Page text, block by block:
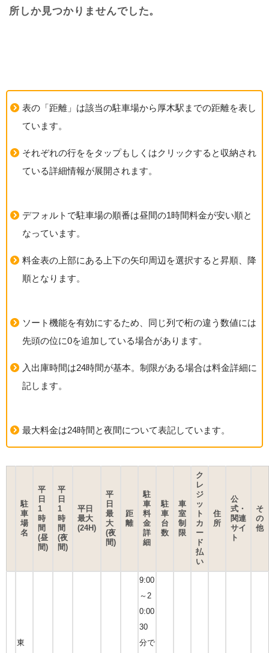
所しか見つかりませんでした。
表の「距離」は該当の駐車場から厚木駅までの距離を表し
ています。
それぞれの行ををタップもしくはクリックすると収納され
ている詳細情報が展開されます。
デフォルトで駐車場の順番は昼間の1時間料金が安い順と
なっています。
料金表の上部にある上下の矢印周辺を選択すると昇順、降
順となります。
ソート機能を有効にするため、同じ列で桁の違う数値には
先頭の位に0を追加している場合があります。
入出庫時間は24時間が基本。制限がある場合は料金詳細に
記します。
最大料金は24時間と夜間について表記しています。
駐
車
場
名
平
日
1
時
間
(昼
間)
平
日
1
時
間
(夜
間)
平日
最大
(24H)
平
日
最
大
(夜
間)
距
離
駐
車
料
金
詳
細
駐
車
台
数
車
室
制
限
ク
レ
ジ
ッ
ト
カ
ー
ド
払
い
住
所
公
式・
関連
サイ
ト
そ
の
他
東
9:00
～2
0:00
30
分で